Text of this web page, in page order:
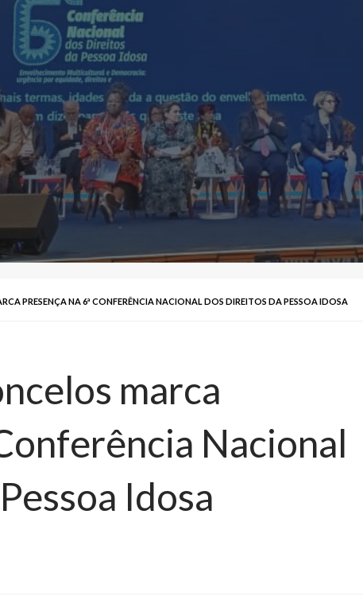
PRESENÇA NA 6ª CONFERÊNCIA NACIONAL DOS DIREITOS DA PESSOA IDOSA
marca
Nacional
Idosa